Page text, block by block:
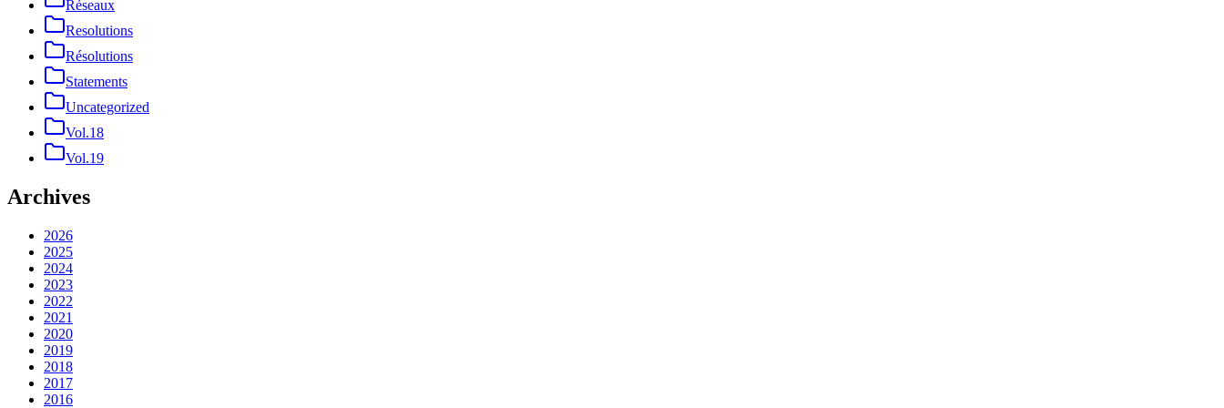
Réseaux
Resolutions
Résolutions
Statements
Uncategorized
Vol.18
Vol.19
Archives
2026
2025
2024
2023
2022
2021
2020
2019
2018
2017
2016